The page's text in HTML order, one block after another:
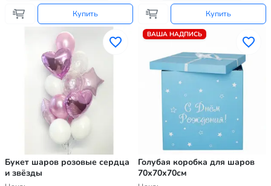
Купить Купить
Букет шаров розовые сердца
и звёзды
ВАША НАДПИСЬ
Голубая коробка для шаров
70х70х70см